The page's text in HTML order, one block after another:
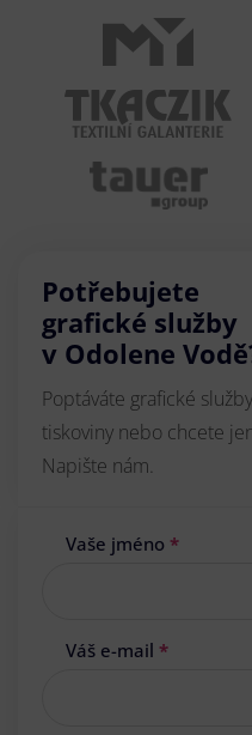
Potřebujete
grafické služby
v Odolene
Poptáváte grafické
tiskoviny nebo chcete
Napište nám.
Vaše jméno *
Váš e-mail *